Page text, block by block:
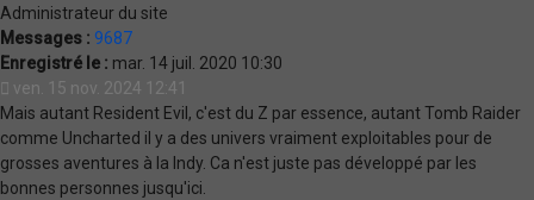
Administrateur du site
Messages : 9687
Enregistré le : mar. 14 juil. 2020 10:30
ven. 15 nov. 2024 12:41
Mais autant Resident Evil, c'est du Z par essence, autant Tomb Raider
comme Uncharted il y a des univers vraiment exploitables pour de
grosses aventures à la Indy. Ca n'est juste pas développé par les
bonnes personnes jusqu'ici.